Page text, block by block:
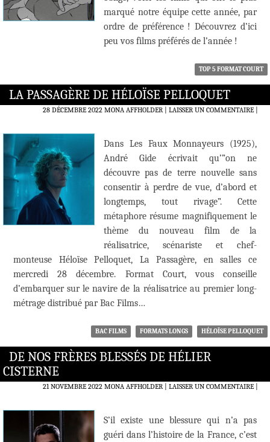
marqué notre équipe cette année, par
ordre de préférence ! Découvrez d’ici
peu vos films préférés de l’année !
TOP 5 FORMAT COURT
LA PASSAGÈRE DE HÉLOÏSE PELLOQUET
28 DÉCEMBRE 2022 MONA AFFHOLDER LAISSER UN COMMENTAIRE|
Dans Les Faux Monnayeurs (1925),
André Gide écrivait qu’”on ne
découvre pas de terre nouvelle sans
consentir à perdre de vue, d’abord et
longtemps, tout rivage”. Cette
métaphore résume magnifiquement le
thème du nouveau film de la
réalisatrice, scénariste et chef-
monteuse Héloïse Pelloquet, La Passagère, en salles ce
mercredi 28 décembre. Format Court, vous conseille
d’embarquer sur le navire de la réalisatrice au premier long-
métrage distribué par Bac Films…
BAC FILMS FORMATS LONGS HÉLOÏSE PELLOQUET
DE NOS FRÈRES BLESSÉS DE HÉLIER
CISTERNE
21 NOVEMBRE 2022 MONA AFFHOLDER LAISSER UN COMMENTAIRE|
S’il existe une blessure qui n’a pas
guéri dans l’histoire de la France, c’est